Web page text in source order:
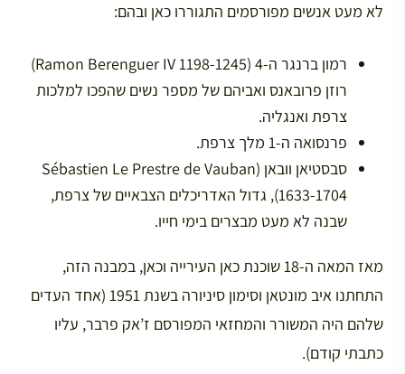
לא מעט אנשים מפורסמים התגוררו כאן ובהם:
רמון ברנגר ה-4 (Ramon Berenguer IV 1198-1245)
רוזן פרובאנס ואביהם של מספר נשים שהפכו למלכות
צרפת ואנגליה.
פרנסואה ה-1 מלך צרפת.
סבסטיאן וובאן (Sébastien Le Prestre de Vauban
1633-1704), גדול האדריכלים הצבאיים של צרפת,
שבנה לא מעט מבצרים בימי חייו.
מאז המאה ה-18 שוכנת כאן העירייה וכאן, במבנה הזה,
התחתנו איב מונטאן וסימון סיניורה בשנת 1951 (אחד העדים
שלהם היה המשורר והמחזאי המפורסם ז’אק פרבר, עליו
כתבתי קודם).